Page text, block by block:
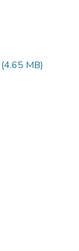
(4.65 MB)